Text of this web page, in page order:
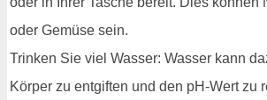
oder Gemüse sein.
Trinken Sie viel Wasser: Wasser kann
Körper zu entgiften und den pH-Wert zu